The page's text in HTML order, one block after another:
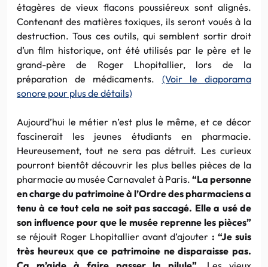
étagères de vieux flacons poussiéreux sont alignés.
Contenant des matières toxiques, ils seront voués à la
destruction. Tous ces outils, qui semblent sortir droit
d’un film historique, ont été utilisés par le père et le
grand-père de Roger Lhopitallier, lors de la
préparation de médicaments. (Voir le diaporama
sonore pour plus de détails)
Aujourd’hui le métier n’est plus le même, et ce décor
fascinerait les jeunes étudiants en pharmacie.
Heureusement, tout ne sera pas détruit. Les curieux
pourront bientôt découvrir les plus belles pièces de la
pharmacie au musée Carnavalet à Paris. “La personne
en charge du patrimoine à l’Ordre des pharmaciens a
tenu à ce tout cela ne soit pas saccagé. Elle a usé de
son influence pour que le musée reprenne les pièces”
se réjouit Roger Lhopitallier avant d’ajouter : “Je suis
très heureux que ce patrimoine ne disparaisse pas.